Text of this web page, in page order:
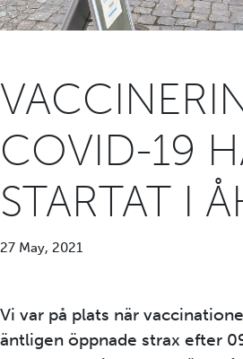
COVID-19
STARTAT I
27 May, 2021
Vi var på plats när
äntligen öppnade strax efter